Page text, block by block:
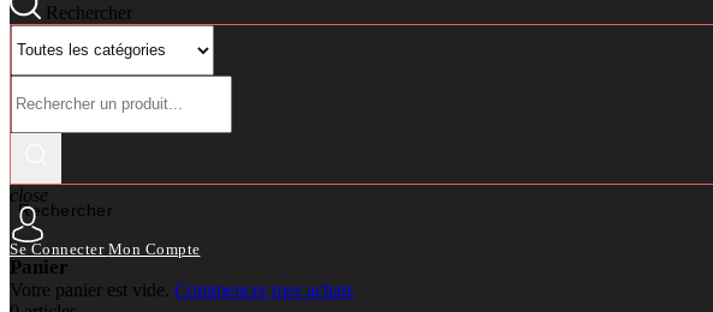
Rechercher
Rechercher
close
Se Connecter Mon Compte
Panier
Votre panier est vide. Commencer mes achats